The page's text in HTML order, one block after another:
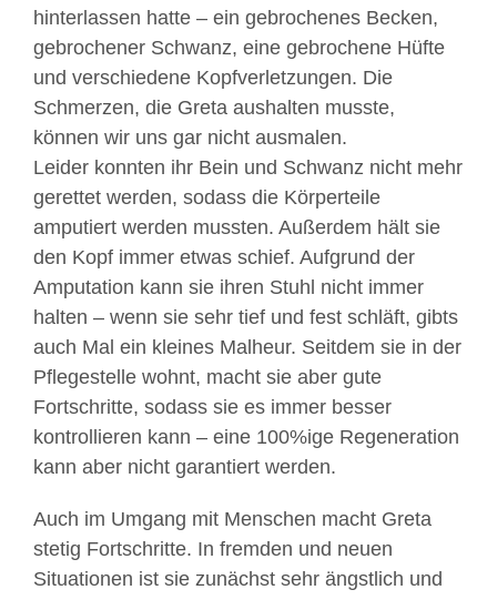
hinterlassen hatte – ein gebrochenes Becken,
gebrochener Schwanz, eine gebrochene Hüfte
und verschiedene Kopfverletzungen. Die
Schmerzen, die Greta aushalten musste,
können wir uns gar nicht ausmalen.
Leider konnten ihr Bein und Schwanz nicht mehr
gerettet werden, sodass die Körperteile
amputiert werden mussten. Außerdem hält sie
den Kopf immer etwas schief. Aufgrund der
Amputation kann sie ihren Stuhl nicht immer
halten – wenn sie sehr tief und fest schläft, gibts
auch Mal ein kleines Malheur. Seitdem sie in der
Pflegestelle wohnt, macht sie aber gute
Fortschritte, sodass sie es immer besser
kontrollieren kann – eine 100%ige Regeneration
kann aber nicht garantiert werden.
Auch im Umgang mit Menschen macht Greta
stetig Fortschritte. In fremden und neuen
Situationen ist sie zunächst sehr ängstlich und